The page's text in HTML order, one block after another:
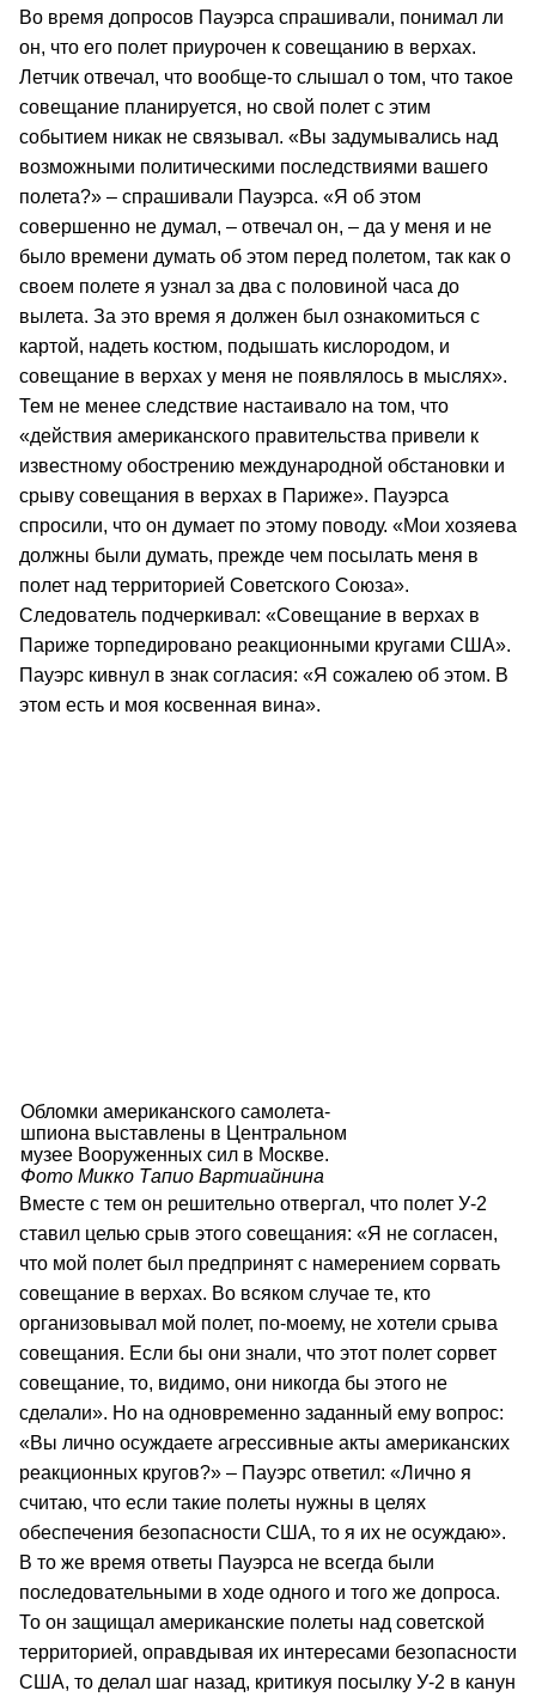
Во время допросов Пауэрса спрашивали, понимал ли
он, что его полет приурочен к совещанию в верхах.
Летчик отвечал, что вообще-то слышал о том, что такое
совещание планируется, но свой полет с этим
событием никак не связывал. «Вы задумывались над
возможными политическими последствиями вашего
полета?» – спрашивали Пауэрса. «Я об этом
совершенно не думал, – отвечал он, – да у меня и не
было времени думать об этом перед полетом, так как о
своем полете я узнал за два с половиной часа до
вылета. За это время я должен был ознакомиться с
картой, надеть костюм, подышать кислородом, и
совещание в верхах у меня не появлялось в мыслях».
Тем не менее следствие настаивало на том, что
«действия американского правительства привели к
известному обострению международной обстановки и
срыву совещания в верхах в Париже». Пауэрса
спросили, что он думает по этому поводу. «Мои хозяева
должны были думать, прежде чем посылать меня в
полет над территорией Советского Союза».
Следователь подчеркивал: «Совещание в верхах в
Париже торпедировано реакционными кругами США».
Пауэрс кивнул в знак согласия: «Я сожалею об этом. В
этом есть и моя косвенная вина».
Обломки американского самолета-
шпиона выставлены в Центральном
музее Вооруженных сил в Москве.
Фото Микко Тапио Вартиайнина
Вместе с тем он решительно отвергал, что полет У-2
ставил целью срыв этого совещания: «Я не согласен,
что мой полет был предпринят с намерением сорвать
совещание в верхах. Во всяком случае те, кто
организовывал мой полет, по-моему, не хотели срыва
совещания. Если бы они знали, что этот полет сорвет
совещание, то, видимо, они никогда бы этого не
сделали». Но на одновременно заданный ему вопрос:
«Вы лично осуждаете агрессивные акты американских
реакционных кругов?» – Пауэрс ответил: «Лично я
считаю, что если такие полеты нужны в целях
обеспечения безопасности США, то я их не осуждаю».
В то же время ответы Пауэрса не всегда были
последовательными в ходе одного и того же допроса.
То он защищал американские полеты над советской
территорией, оправдывая их интересами безопасности
США, то делал шаг назад, критикуя посылку У-2 в канун